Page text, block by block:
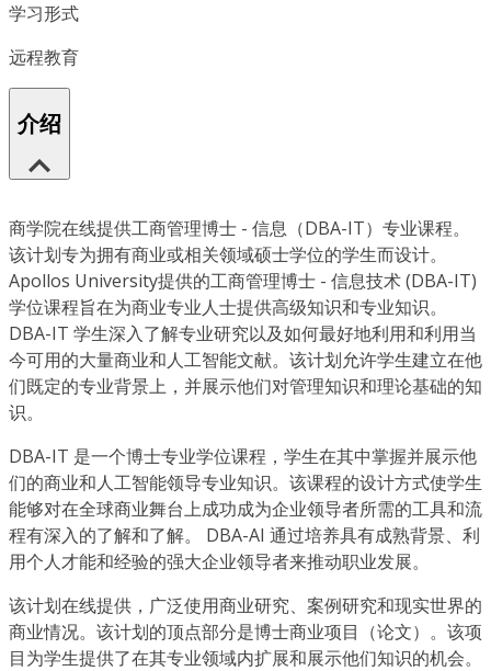
学习形式
远程教育
介绍
商学院在线提供工商管理博士 - 信息（DBA-IT）专业课程。
该计划专为拥有商业或相关领域硕士学位的学生而设计。
Apollos University提供的工商管理博士 - 信息技术 (DBA-IT)
学位课程旨在为商业专业人士提供高级知识和专业知识。
DBA-IT 学生深入了解专业研究以及如何最好地利用和利用当
今可用的大量商业和人工智能文献。该计划允许学生建立在他
们既定的专业背景上，并展示他们对管理知识和理论基础的知
识。
DBA-IT 是一个博士专业学位课程，学生在其中掌握并展示他
们的商业和人工智能领导专业知识。该课程的设计方式使学生
能够对在全球商业舞台上成功成为企业领导者所需的工具和流
程有深入的了解和了解。 DBA-AI 通过培养具有成熟背景、利
用个人才能和经验的强大企业领导者来推动职业发展。
该计划在线提供，广泛使用商业研究、案例研究和现实世界的
商业情况。该计划的顶点部分是博士商业项目（论文）。该项
目为学生提供了在其专业领域内扩展和展示他们知识的机会。